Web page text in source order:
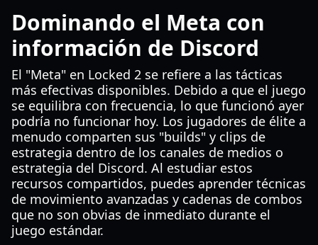
Dominando el Meta con
información de Discord
El "Meta" en Locked 2 se refiere a las tácticas
más efectivas disponibles. Debido a que el juego
se equilibra con frecuencia, lo que funcionó ayer
podría no funcionar hoy. Los jugadores de élite a
menudo comparten sus "builds" y clips de
estrategia dentro de los canales de medios o
estrategia del Discord. Al estudiar estos
recursos compartidos, puedes aprender técnicas
de movimiento avanzadas y cadenas de combos
que no son obvias de inmediato durante el
juego estándar.